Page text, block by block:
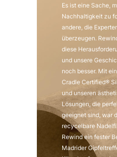
Es ist eine Sache,
Nachhaltigkeit zu
andere, die
überzeugen.
diese
und unsere
noch besser. Mit
Cradle Certified®
und unseren
Lösungen, die
geeignet sind, war
recycelbare
Rewind ein fester
Madrider